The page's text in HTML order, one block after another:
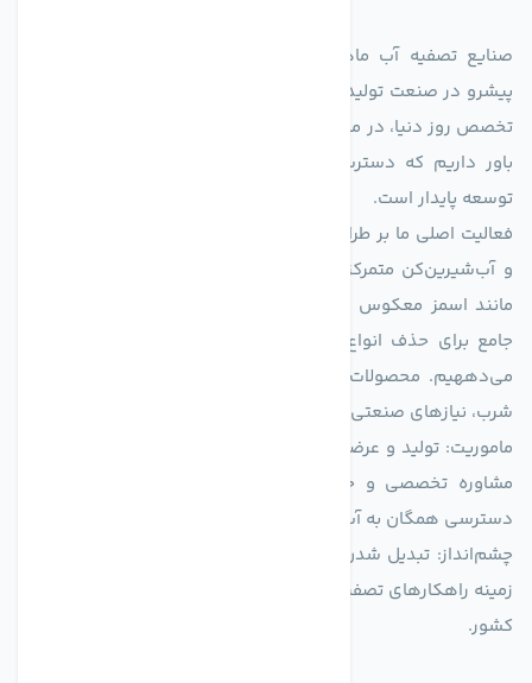
پیشرو در صنعت تولید تجهیزات تصفیه آب، با تکیه بر دانش فنی و
تخصص روز دنیا، در مسیر تأمین آب سالم و پایدار گام برمی‌دارد. ما
باور داریم که دسترسی به آب پاک، یک حق اساسی و زیربنای
توسعه پایدار است.
فعالیت اصلی ما بر طراحی و تولید سیستم‌های پیشرفته تصفیه آب
و آب‌شیرین‌کن متمرکز است. ما با بهره‌گیری از فناوری‌های نوین
جامع برای حذف انواع آلاینده‌ها، املاح و نمک از منابع آبی ارائه
می‌دههیم. محصولات ما برای مصارف متنوعی از جمله تأمین آب
شرب، نیازهای صنعتی و کشاورزی طراحی و بهینه‌سازی شده‌اند.
ماموریت: تولید و عرضه محصولاتی با بالاترین استاندارد کیفی، ارائه
مشاوره تخصصی و خدمات پس از فروش مطمئن برای تضمین
دسترسی همگان به آب پاک و سالم.
چشم‌انداز: تبدیل شدن به انتخاب اول صنایع و مصرف‌کنندگان در
زمینه راهکارهای تصفیه آب و ایفای نقشی کلیدی در حفظ منابع آبی
کشور.